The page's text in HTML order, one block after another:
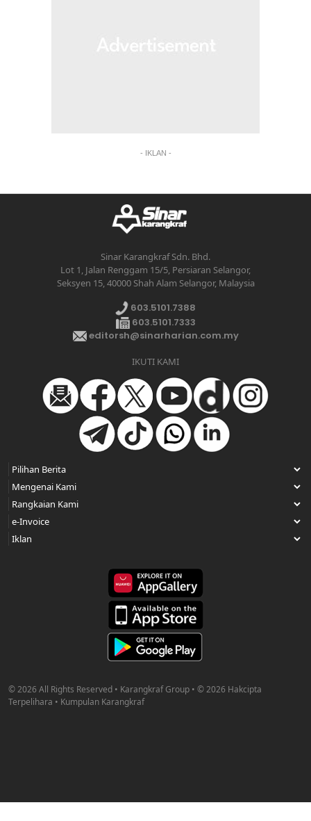
- IKLAN -
Sinar Karangkraf Sdn. Bhd.
Lot 1, Jalan Renggam 15/5, Persiaran Selangor,
Seksyen 15, 40000 Shah Alam Selangor, Malaysia
603.5101.7388
603.5101.7333
editorsh@sinarharian.com.my
IKUTI KAMI
© 2026 All Rights Reserved • Karangkraf Group • © 2026 Hakcipta
Terpelihara • Kumpulan Karangkraf